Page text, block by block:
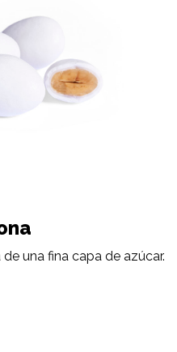
una fina capa de azúcar.